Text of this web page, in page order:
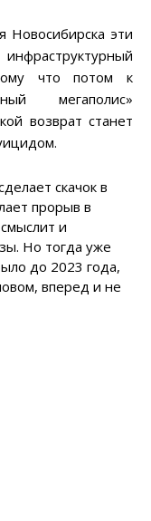
эти
что потом к
мегаполис»
возврат станет
скачок в
прорыв в
и
Но тогда уже
до 2023 года,
вперед и не